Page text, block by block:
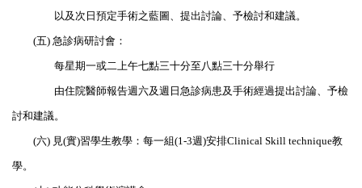
以及次日預定手術之藍圖、提出討論、予檢討和建議。
(五) 急診病研討會：
每星期一或二上午七點三十分至八點三十分舉行
由住院醫師報告週六及週日急診病患及手術經過提出討論、予檢
討和建議。
(六) 見(實)習學生教學： 每一組(1-3週)安排Clinical Skill technique教
學。